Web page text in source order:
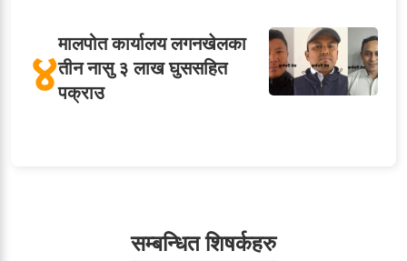
४मालपोत कार्यालय लगनखेलका
तीन नासु ३ लाख घुससहित
पक्राउ
सम्बन्धित शिषर्कहरु